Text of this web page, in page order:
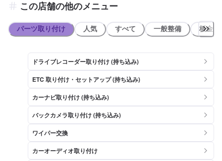
この店舗の他のメニュー
パーツ取り付け 人気 すべて 一般整備 板金系
ドライブレコーダー取り付け (持ち込み)
ETC 取り付け・セットアップ (持ち込み)
カーナビ取り付け (持ち込み)
バックカメラ取り付け (持ち込み)
ワイパー交換
カーオーディオ取り付け